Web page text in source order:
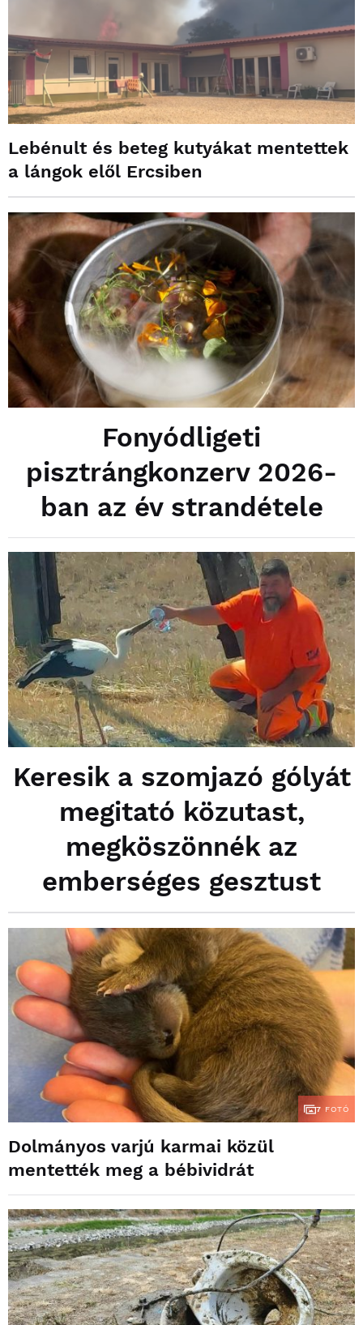
Lebénult és beteg kutyákat mentettek
a lángok elől Ercsiben
Fonyódligeti
pisztrángkonzerv 2026-
ban az év strandétele
Keresik a szomjazó gólyát
megitató közutast,
megköszönnék az
emberséges gesztust
7 FOTÓ
Dolmányos varjú karmai közül
mentették meg a bébividrát